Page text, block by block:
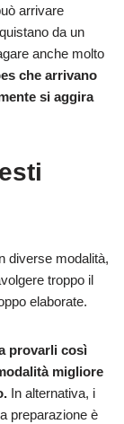
arrivare
da un
anche molto
che arrivano
si aggira
diverse modalità,
troppo il
elaborate.
provarli così
migliore
In alternativa, i
preparazione è